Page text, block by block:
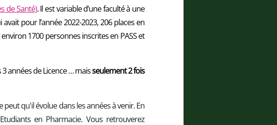
de Santé). Il est variable d’une faculté à une
pour l’année 2022-2023, 206 places en
1700 personnes inscrites en PASS et
années de Licence … maisseulement 2 fois
qu'il évolue dans les années à venir. En
en Pharmacie. Vous retrouverez